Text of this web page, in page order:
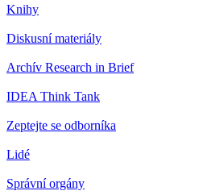
Knihy
Diskusní materiály
Archív Research in Brief
IDEA Think Tank
Zeptejte se odborníka
Lidé
Správní orgány